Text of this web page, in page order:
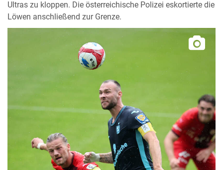
Ultras zu kloppen. Die österreichische Polizei eskortierte die
Löwen anschließend zur Grenze.